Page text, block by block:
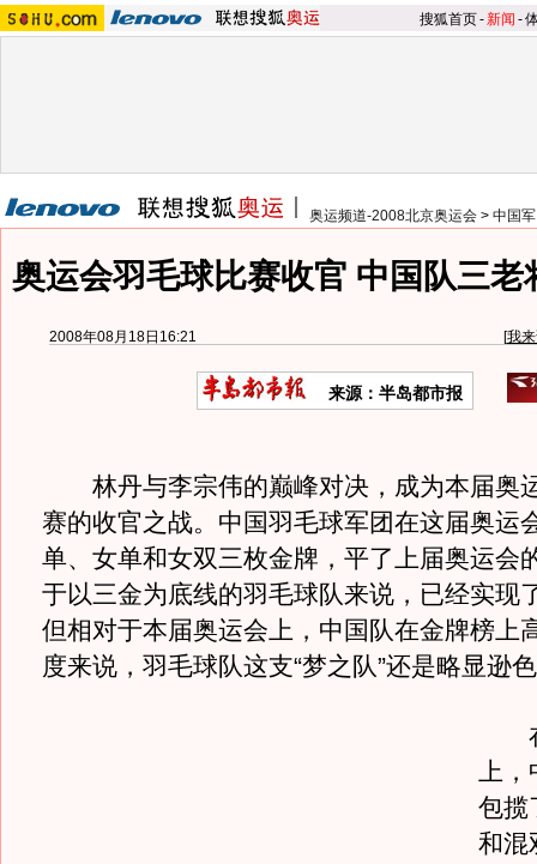
搜狐首页-新闻 -
奥运频道-2008北京奥运会 > 中国
奥运会羽毛球比赛收官 中国队三老
2008年08月18日16:21 [我
来源：半岛都市报
林丹与李宗伟的巅峰对决，成为本届奥
赛的收官之战。中国羽毛球军团在这届奥运
单、女单和女双三枚金牌，平了上届奥运会
于以三金为底线的羽毛球队来说，已经实现
但相对于本届奥运会上，中国队在金牌榜上
度来说，羽毛球队这支“梦之队”还是略显逊
在
上，
包揽
和混